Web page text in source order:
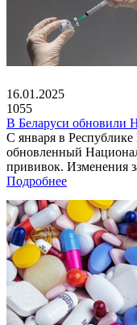
16.01.2025
1055
В Беларуси обновили
С января в Республике
обновленный
прививок. Изменения
Подробнее